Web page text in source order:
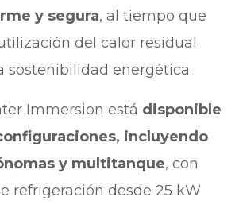
y segura, al tiempo que
del calor residual
sostenibilidad energética.
Immersion está disponible
incluyendo
y multitanque, con
refrigeración desde 25 kW